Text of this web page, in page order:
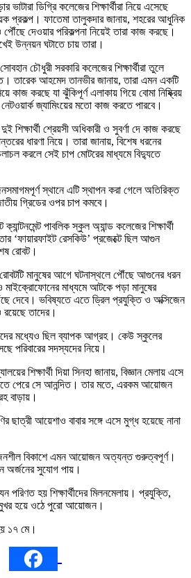
ডিগ্রি কলেজের শিক্ষার্থীরা নিয়ে এসেছে
প্রকল্প। ফাতেমা তালুকদার জানায়, শহরের আধুনিক
পৌঁছে দেওয়ার পরিকল্পনা নিয়েই তারা কাজ করছে।
উন্নয়ন ঘটাতে চায় তারা।
চৌধুরী সরকারি কলেজের শিক্ষার্থীরা তুলে
তারেক আহমেদ তানভীর জানায়, তারা এমন একটি
কাজ করছে যা ঝুঁকিপূর্ণ এলাকায় গিয়ে বোমা নিষ্ক্রিয়
জ্যামিংয়ের মতো কাজ করতে পারবে।
শিক্ষার্থী শ্রেয়সী অধিকারী ও সুবর্ণা দে কাজ করছে
ধারণা নিয়ে। তারা জানায়, বিশেষ ধরনের
করলে সেই চাপ মোটরের মাধ্যমে বিদ্যুতে
স্থানে এটি স্থাপন করা গেলে অতিরিক্ত
গ্রিডের ওপর চাপ কমবে।
পাবলিক স্কুল অ্যান্ড কলেজের শিক্ষার্থী
‘ফায়ারফাইট রেসকিউ’ প্রজেক্টে ছিল আগুন
রোবট।
মানুষের আগে ঘটনাস্থলে পৌঁছে আগুনের ধরন
মাইক্রোফোনের মাধ্যমে আটকে পড়া মানুষের
দেবে। ভবিষ্যতে এতে ড্রিল প্রযুক্তি ও অক্সিজেন
রয়েছে তাদের।
মধ্যেও ছিল ব্যাপক আগ্রহ। কেউ স্কুলের
পরিবারের সদস্যদের নিয়ে।
শিক্ষার্থী দিয়া সিনহা জানায়, বিজ্ঞান মেলায় এসে
পেরে সে আনন্দিত। তার মতে, এরকম আয়োজন
বাড়ায়।
ছাত্রী আয়েশাও বাবার সঙ্গে এসে মুগ্ধ হয়েছে নানা
বিকাশে এমন আয়োজন অত্যন্ত গুরুত্বপূর্ণ।
অর্জনের সুযোগ পায়।
পরিণত হয় শিক্ষার্থীদের মিলনমেলায়। প্রযুক্তি,
হয়ে ওঠে পুরো আয়োজন।
১৭ মে।